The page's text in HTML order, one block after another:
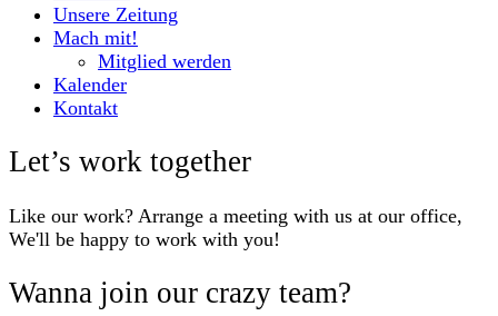
Unsere Zeitung
Mach mit!
Mitglied werden
Kalender
Kontakt
Let’s work together
Like our work? Arrange a meeting with us at our office,
We'll be happy to work with you!
Wanna join our crazy team?